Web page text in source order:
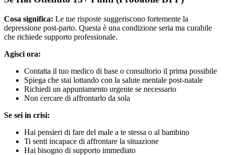
Cosa significa: Le tue risposte suggeriscono fortemente la
depressione post-parto. Questa è una condizione seria ma curabile
che richiede supporto professionale.
Agisci ora:
Contatta il tuo medico di base o consultorio il prima possibile
Spiega che stai lottando con la salute mentale post-natale
Richiedi un appuntamento urgente se necessario
Non cercare di affrontarlo da sola
Se sei in crisi:
Hai pensieri di fare del male a te stessa o al bambino
Ti senti incapace di affrontare la situazione
Hai bisogno di supporto immediato